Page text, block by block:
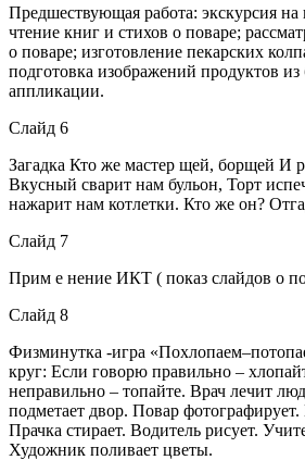
Предшествующая работа: экскурсия на
чтение книг и стихов о поваре;
о поваре; изготовление пекарских
подготовка изображений продуктов из
аппликации.
Слайд 6
Загадка Кто же мастер щей, борщей И
Вкусный сварит нам бульон, Торт
нажарит нам котлетки. Кто же он?
Слайд 7
Прим е нение ИКТ ( показ слайдов о
Слайд 8
Физминутка -игра
круг: Если говорю правильно –
неправильно – топайте. Врач лечит
подметает двор. Повар
Прачка стирает. Водитель рисует.
Художник поливает цветы.